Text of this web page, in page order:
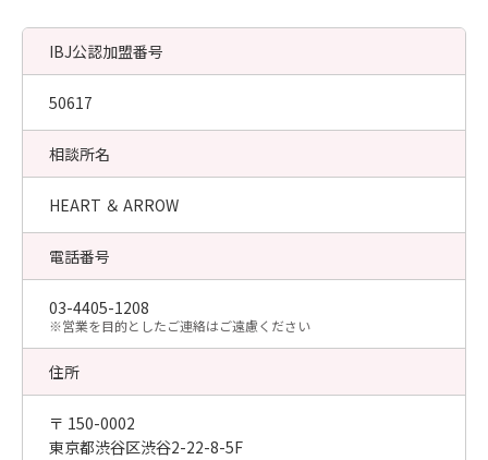
IBJ公認加盟番号
50617
相談所名
HEART ＆ ARROW
電話番号
03-4405-1208
​※営業を目的としたご連絡はご遠慮ください
住所
〒 150-0002
東京都渋谷区渋谷2-22-8-5F